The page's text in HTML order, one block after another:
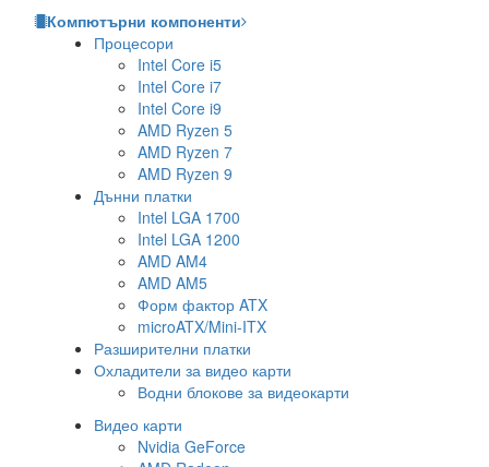
Компютърни компоненти
Процесори
Intel Core i5
Intel Core i7
Intel Core i9
AMD Ryzen 5
AMD Ryzen 7
AMD Ryzen 9
Дънни платки
Intel LGA 1700
Intel LGA 1200
AMD AM4
AMD AM5
Форм фактор ATX
microATX/Mini-ITX
Разширителни платки
Охладители за видео карти
Водни блокове за видеокарти
Видео карти
Nvidia GeForce